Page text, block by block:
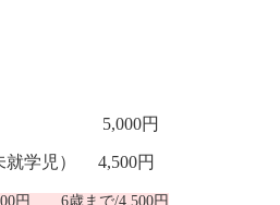
円
就学児） 4,500円
円 6歳まで/4,500円